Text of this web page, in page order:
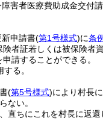
害者医療費助成金交付
申請書(第1号様式)に条
者証若しくは被保険者
請することができる。
る。
(第5号様式)により村長
ない。
ちにこれを村長に返還